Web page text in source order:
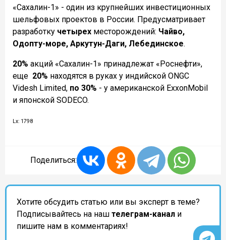
«Сахалин-1» - один из крупнейших инвестиционных
шельфовых проектов в России. Предусматривает
разработку четырех месторождений: Чайво,
Одопту-море, Аркутун-Даги, Лебединское.
20% акций «Сахалин-1» принадлежат «Роснефти»,
еще 20% находятся в руках у индийской ONGC
Videsh Limited, по 30% - у американской ExxonMobil
и японской SODECO.
Lx: 1798
Поделиться:
Хотите обсудить статью или вы эксперт в теме?
Подписывайтесь на наш телеграм-канал и
пишите нам в комментариях!